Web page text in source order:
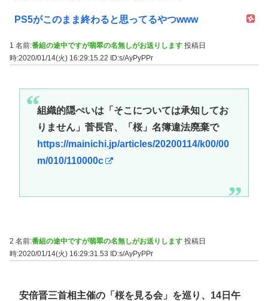
PS5がこのまま終わると思ってるやつwww
1 名前:番組の途中ですが翡翠の名無しがお送りします 投稿日
時:2020/01/14(火) 16:29:15.22
ID:s/AyPyPPr
組織的隠ぺいは「そこについては承知してお
りません」菅長官、「桜」名簿違法廃棄で
https://mainichi.jp/articles/20200114/k00/00
m/010/110000c
2 名前:番組の途中ですが翡翠の名無しがお送りします 投稿日
時:2020/01/14(火) 16:29:31.53 ID:s/AyPyPPr
安倍晋三首相主催の「桜を見る会」を巡り、14日午